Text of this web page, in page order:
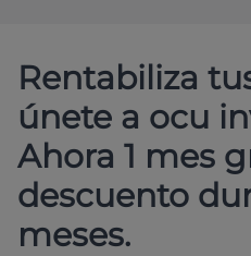
Rentabiliza
únete a ocu
Ahora 1 mes
descuento
meses.